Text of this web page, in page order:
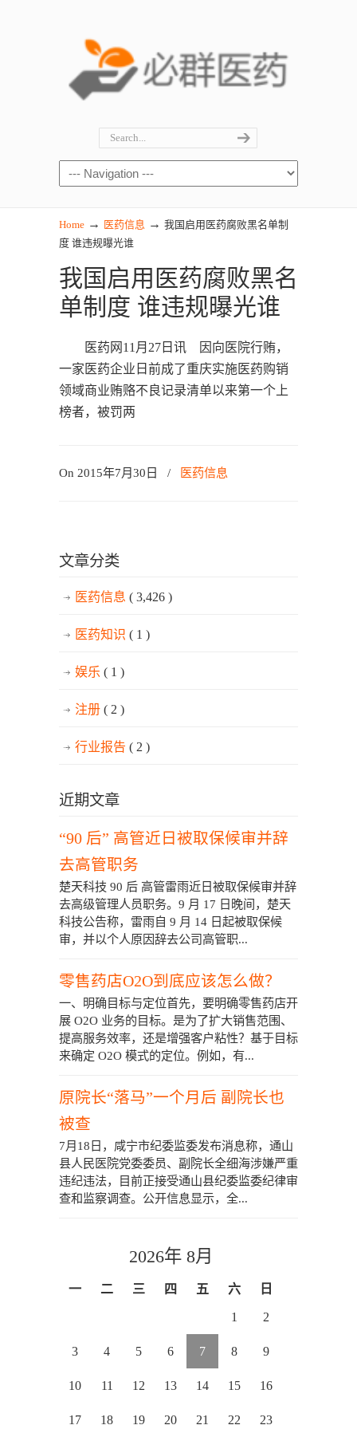
Home → 医药信息 → 我国启用医药腐败黑名单制
度 谁违规曝光谁
我国启用医药腐败黑名
单制度 谁违规曝光谁
医药网11月27日讯 因向医院行贿，
一家医药企业日前成了重庆实施医药购销
领域商业贿赂不良记录清单以来第一个上
榜者，被罚两
On 2015年7月30日 / 医药信息
文章分类
医药信息 ( 3,426 )
医药知识 ( 1 )
娱乐 ( 1 )
注册 ( 2 )
行业报告 ( 2 )
近期文章
“90 后” 高管近日被取保候审并辞
去高管职务
楚天科技 90 后 高管雷雨近日被取保候审并辞
去高级管理人员职务。9 月 17 日晚间，楚天
科技公告称，雷雨自 9 月 14 日起被取保候
审，并以个人原因辞去公司高管职...
零售药店O2O到底应该怎么做？
一、明确目标与定位首先，要明确零售药店开
展 O2O 业务的目标。是为了扩大销售范围、
提高服务效率，还是增强客户粘性？基于目标
来确定 O2O 模式的定位。例如，有...
原院长“落马”一个月后 副院长也
被查
7月18日，咸宁市纪委监委发布消息称，通山
县人民医院党委委员、副院长全细海涉嫌严重
违纪违法，目前正接受通山县纪委监委纪律审
查和监察调查。公开信息显示，全...
2026年 8月
一 二 三 四 五 六 日
1 2
3 4 5 6 7 8 9
10 11 12 13 14 15 16
17 18 19 20 21 22 23